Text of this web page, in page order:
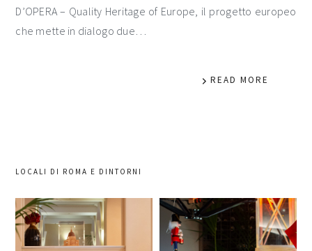
D’OPERA – Quality Heritage of Europe, il progetto europeo
che mette in dialogo due…
READ MORE
LOCALI DI ROMA E DINTORNI